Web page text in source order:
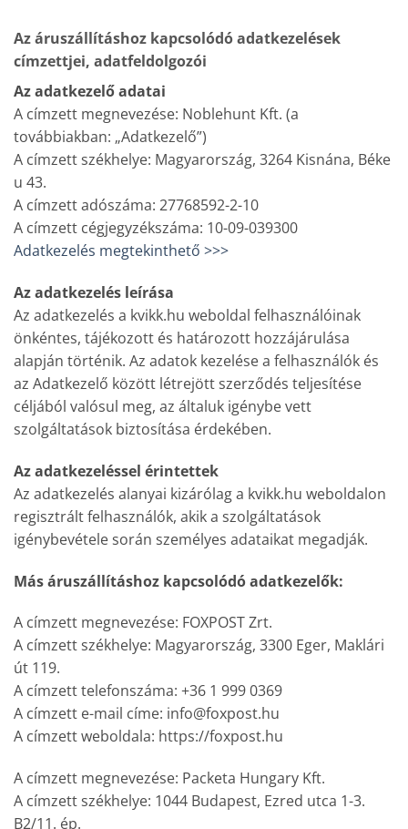
Az áruszállításhoz kapcsolódó adatkezelések
címzettjei, adatfeldolgozói
Az adatkezelő adatai
A címzett megnevezése: Noblehunt Kft. (a
továbbiakban: „Adatkezelő”)
A címzett székhelye: Magyarország, 3264 Kisnána, Béke
u 43.
A címzett adószáma: 27768592-2-10
A címzett cégjegyzékszáma: 10-09-039300
Adatkezelés megtekinthető >>>
Az adatkezelés leírása
Az adatkezelés a kvikk.hu weboldal felhasználóinak
önkéntes, tájékozott és határozott hozzájárulása
alapján történik. Az adatok kezelése a felhasználók és
az Adatkezelő között létrejött szerződés teljesítése
céljából valósul meg, az általuk igénybe vett
szolgáltatások biztosítása érdekében.
Az adatkezeléssel érintettek
Az adatkezelés alanyai kizárólag a kvikk.hu weboldalon
regisztrált felhasználók, akik a szolgáltatások
igénybevétele során személyes adataikat megadják.
Más áruszállításhoz kapcsolódó adatkezelők:
A címzett megnevezése: FOXPOST Zrt.
A címzett székhelye: Magyarország, 3300 Eger, Maklári
út 119.
A címzett telefonszáma: +36 1 999 0369
A címzett e-mail címe: info@foxpost.hu
A címzett weboldala: https://foxpost.hu
A címzett megnevezése: Packeta Hungary Kft.
A címzett székhelye: 1044 Budapest, Ezred utca 1-3.
B2/11. ép.